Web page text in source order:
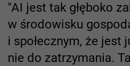
"AI jest tak głęboko
w środowisku
i społecznym, że jest
nie do zatrzymania.